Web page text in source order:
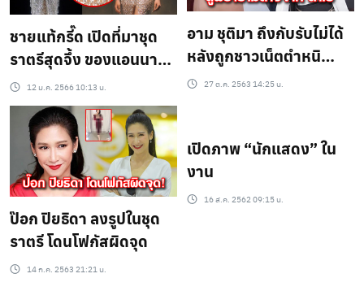
ชายแท้กรี๊ด เปิดที่มาชุด
ราตรีสุดจึ้ง ของแอนนา
เสือ เผยแล้วชุดทำมาจาก
สิ่งนี้
12 ม.ค. 2566 10:13 น.
อาม ชุติมา ถึงกับรับไม่ได้
หลังถูกชาวเน็ตตำหนิ
ความสวย
27 ต.ค. 2563 14:25 น.
ป๊อก ปิยธิดา ลงรูปในชุด
ราตรี โดนโฟกัสผิดจุด
14 ก.ค. 2563 21:21 น.
เปิดภาพ “นักแสดง” ใน
งาน
16 ส.ค. 2562 09:15 น.